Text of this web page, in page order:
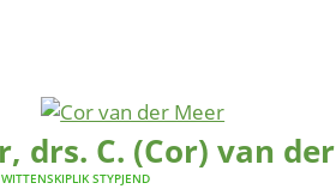
drs. C. (Cor) van der
WITTENSKIPLIK STYPJEND